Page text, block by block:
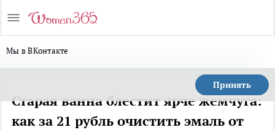
Мы в ВКонтакте
Принять
Старая ванна блестит ярче жемчуга:
как за 21 рубль очистить эмаль от